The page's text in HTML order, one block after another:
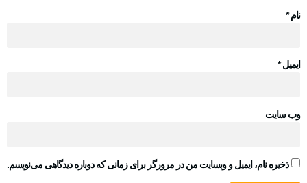
نام*
ایمیل*
وب‌ سایت
ذخیره نام، ایمیل و وبسایت من در مرورگر برای زمانی که دوباره دیدگاهی می‌نویسم.